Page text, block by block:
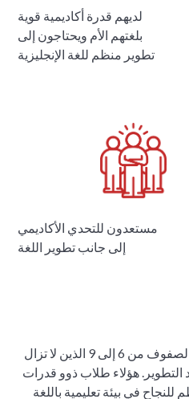
لديهم قدرة أكاديمية قوية
بلغتهم الأم ويحتاجون إلى
تطوير منظم للغة الإنجليزية
مستعدون للتحدي الأكاديمي
إلى جانب تطوير اللغة
صُمم برنامج FEP للطلاب في الصفوف من 6 إلى 9 الذين لا تزال
التطوير. هؤلاء طلاب ذوو قدرات
في بيئة تعليمية باللغة